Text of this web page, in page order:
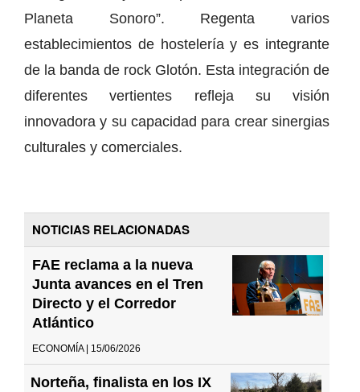
Planeta Sonoro”. Regenta varios
establecimientos de hostelería y es integrante
de la banda de rock Glotón. Esta integración de
diferentes vertientes refleja su visión
innovadora y su capacidad para crear sinergias
culturales y comerciales.
NOTICIAS RELACIONADAS
FAE reclama a la nueva
Junta avances en el Tren
Directo y el Corredor
Atlántico
ECONOMÍA | 15/06/2026
Norteña, finalista en los IX